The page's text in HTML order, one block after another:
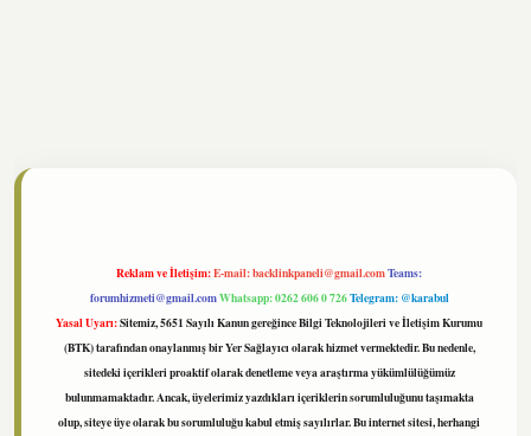
Reklam ve İletişim:E-mail:backlinkpaneli@gmail.comTeams:
forumhizmeti@gmail.comWhatsapp: 0262 606 0 726Telegram: @karabul
Yasal Uyarı:Sitemiz, 5651 Sayılı Kanun gereğince Bilgi Teknolojileri ve İletişim Kurumu
(BTK) tarafından onaylanmış bir Yer Sağlayıcı olarak hizmet vermektedir. Bu nedenle,
sitedeki içerikleri proaktif olarak denetleme veya araştırma yükümlülüğümüz
bulunmamaktadır. Ancak, üyelerimiz yazdıkları içeriklerin sorumluluğunu taşımakta
olup, siteye üye olarak bu sorumluluğu kabul etmiş sayılırlar. Bu internet sitesi, herhangi